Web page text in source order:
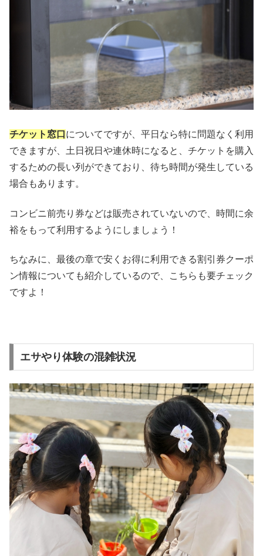
チケット窓口 についてですが、平日なら特に問題なく利用
できますが、土日祝日や連休時になると、チケットを購入
するための長い列ができており、待ち時間が発生している
場合もあります。
コンビニ前売り券などは販売されていないので、時間に余
裕をもって利用するようにしましょう！
ちなみに、最後の章で安くお得に利用できる割引券クーポ
ン情報についても紹介しているので、こちらも要チェック
ですよ！
エサやり体験の混雑状況